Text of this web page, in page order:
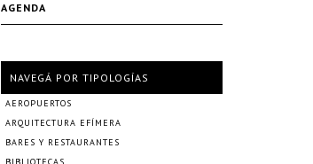
AGENDA
NAVEGÁ POR TIPOLOGÍAS
AEROPUERTOS
ARQUITECTURA EFÍMERA
BARES Y RESTAURANTES